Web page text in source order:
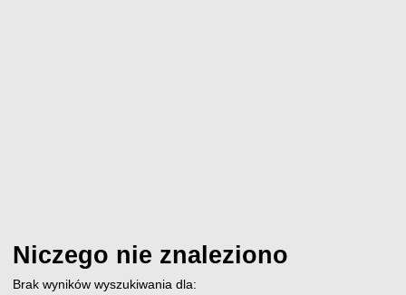
Niczego nie znaleziono
Brak wyników wyszukiwania dla: